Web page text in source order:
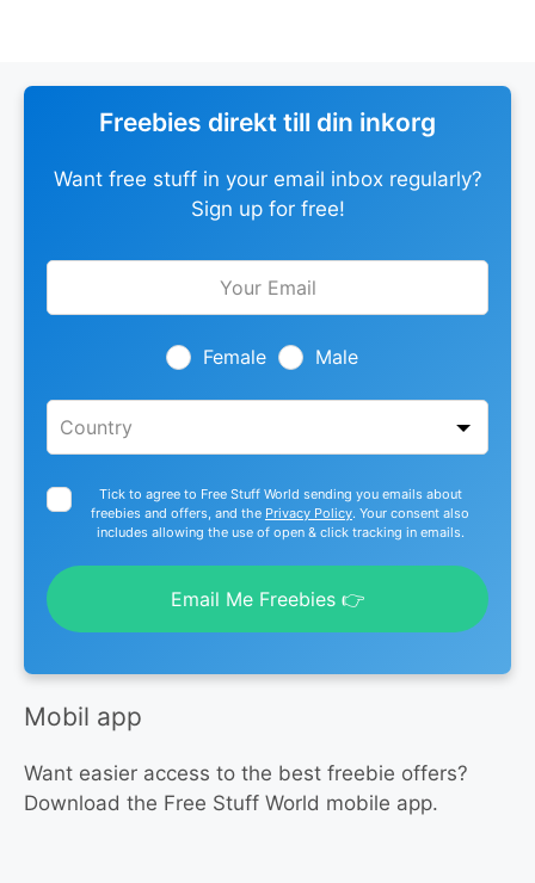
Freebies direkt till din inkorg
Want free stuff in your email inbox regularly?
Sign up for free!
Leave
Female Male
Tick to agree to Free Stuff World sending you emails about
freebies and offers, and the Privacy Policy. Your consent also
includes allowing the use of open & click tracking in emails.
Email Me Freebies 👉
Mobil app
Want easier access to the best freebie offers?
Download the Free Stuff World mobile app.